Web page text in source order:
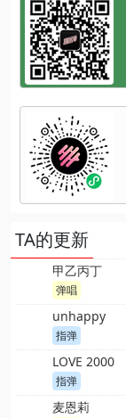
TA的更新
甲乙丙丁
弹唱
unhappy
指弹
LOVE 2000
指弹
麦恩莉